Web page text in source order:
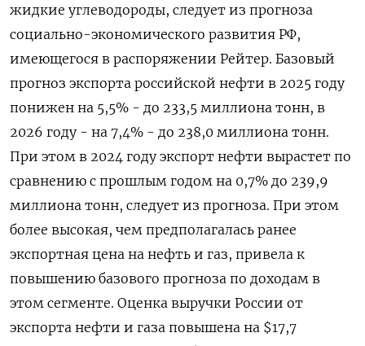
жидкие углеводороды, следует из прогноза
социально-экономического развития РФ,
имеющегося в распоряжении Рейтер. Базовый
прогноз экспорта российской нефти в 2025 году
понижен на 5,5% - до 233,5 миллиона тонн, в
2026 году - на 7,4% - до 238,0 миллиона тонн.
При этом в 2024 году экспорт нефти вырастет по
сравнению с прошлым годом на 0,7% до 239,9
миллиона тонн, следует из прогноза. При этом
более высокая, чем предполагалась ранее
экспортная цена на нефть и газ, привела к
повышению базового прогноза по доходам в
этом сегменте. Оценка выручки России от
экспорта нефти и газа повышена на $17,7